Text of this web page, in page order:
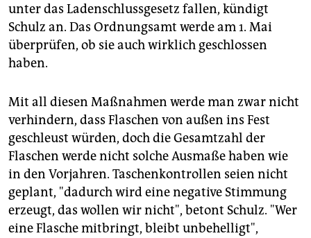
unter das Ladenschlussgesetz fallen, kündigt
Schulz an. Das Ordnungsamt werde am 1. Mai
überprüfen, ob sie auch wirklich geschlossen
haben.
Mit all diesen Maßnahmen werde man zwar nicht
verhindern, dass Flaschen von außen ins Fest
geschleust würden, doch die Gesamtzahl der
Flaschen werde nicht solche Ausmaße haben wie
in den Vorjahren. Taschenkontrollen seien nicht
geplant, "dadurch wird eine negative Stimmung
erzeugt, das wollen wir nicht", betont Schulz. "Wer
eine Flasche mitbringt, bleibt unbehelligt",